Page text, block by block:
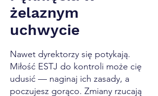
żelaznym
uchwycie
Nawet dyrektorzy się potykają.
Miłość ESTJ do kontroli może cię
udusić — naginaj ich zasady, a
poczujesz gorąco. Zmiany rzucają